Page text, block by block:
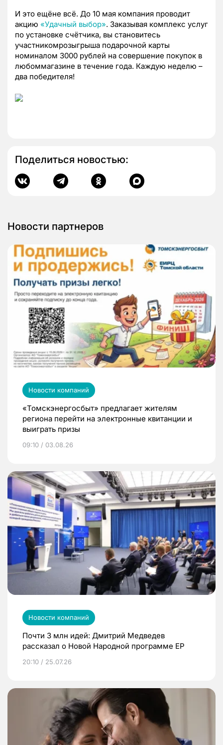
И это ещёне всё. До 10 мая компания проводит
акцию «Удачный выбор». Заказывая комплекс услуг
по установке счётчика, вы становитесь
участникомрозыгрыша подарочной карты
номиналом 3000 рублей на совершение покупок в
любоммагазине в течение года. Каждую неделю –
два победителя!
Поделиться новостью:
Новости партнеров
Новости компаний
«Томскэнергосбыт» предлагает жителям
региона перейти на электронные квитанции и
выиграть призы
09:10 / 03.08.26
Новости компаний
Почти 3 млн идей: Дмитрий Медведев
рассказал о Новой Народной программе ЕР
20:10 / 25.07.26